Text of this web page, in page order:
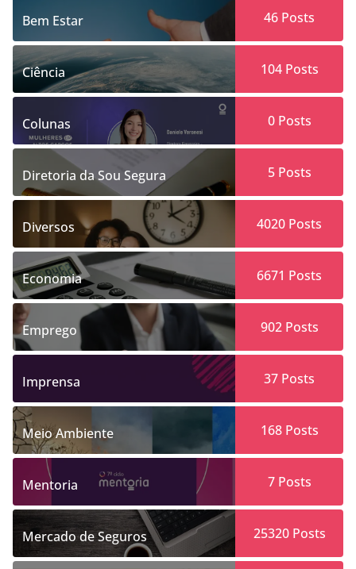
Bem Estar 46 Posts
Ciência 104Posts
Colunas 0Posts
Diretoria da Sou Segura 5Posts
Diversos 4020 Posts
Economia 6671 Posts
Emprego 902Posts
Imprensa 37 Posts
Meio Ambiente 168Posts
Mentoria 7Posts
Mercado de Seguros 25320Posts